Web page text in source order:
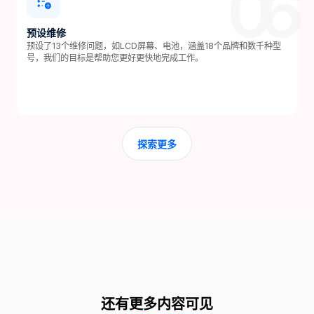
预设维修
预设了13个维修问题，如LCD屏幕、电池，涵盖18个品牌和数千种型
号，我们的目标是帮助您更好更快地完成工作。
探索更多
还有更多内容可见